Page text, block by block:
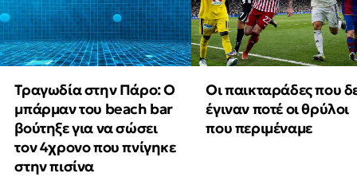
Τραγωδία στην Πάρο: Ο
μπάρμαν του beach bar
βούτηξε για να σώσει
τον 4χρονο που πνίγηκε
στην πισίνα
Οι παικταράδες που
έγιναν ποτέ οι θρύλοι
που περιμέναμε